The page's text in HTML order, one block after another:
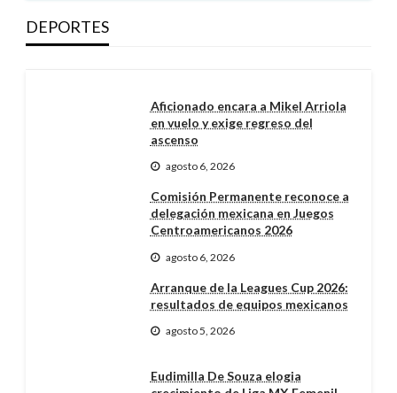
DEPORTES
Aficionado encara a Mikel Arriola
en vuelo y exige regreso del
ascenso
agosto 6, 2026
Comisión Permanente reconoce a
delegación mexicana en Juegos
Centroamericanos 2026
agosto 6, 2026
Arranque de la Leagues Cup 2026:
resultados de equipos mexicanos
agosto 5, 2026
Eudimilla De Souza elogia